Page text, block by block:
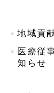
地域貢
医療従
知らせ